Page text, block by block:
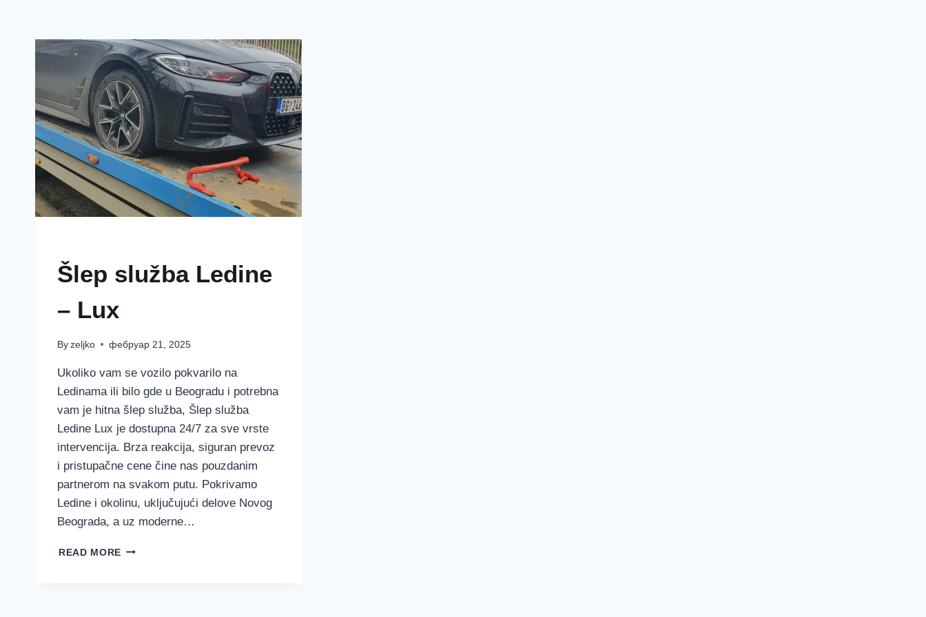
Šlep služba Ledine
– Lux
By zeljko фебруар 21, 2025
Ukoliko vam se vozilo pokvarilo na
Ledinama ili bilo gde u Beogradu i potrebna
vam je hitna šlep služba, Šlep služba
Ledine Lux je dostupna 24/7 za sve vrste
intervencija. Brza reakcija, siguran prevoz
i pristupačne cene čine nas pouzdanim
partnerom na svakom putu. Pokrivamo
Ledine i okolinu, uključujući delove Novog
Beograda, a uz moderne…
READ MORE ŠLEP